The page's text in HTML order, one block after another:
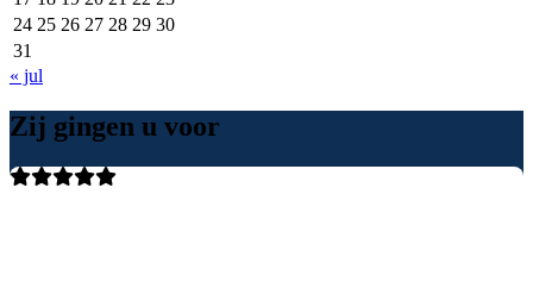
24 25 26 27 28 29 30
31
« jul
Zij gingen u voor